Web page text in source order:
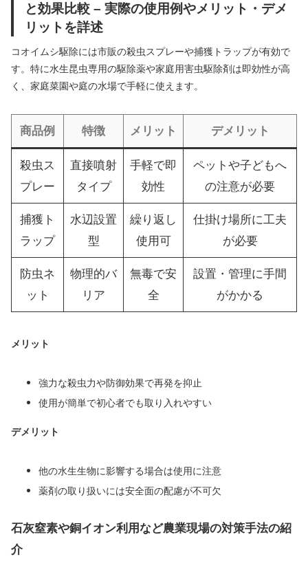
と効果比較 – 実際の使用例やメリット・デメ
リットを詳述
コオイムシ駆除には市販の殺虫スプレーや捕獲トラップが有効で
す。特に水生昆虫専用の駆除薬や家庭用害虫駆除剤は即効性が高
く、家庭菜園や庭の水場で手軽に使えます。
商品例 特徴 メリット デメリット
殺虫ス
プレー
直接噴射
タイプ
手軽で即
効性
ペットや子どもへ
の注意が必要
捕獲ト
ラップ
水辺設置
型
繰り返し
使用可
仕掛け場所に工夫
が必要
防虫ネ
ット
物理的バ
リア
無毒で安
全
設置・管理に手間
がかかる
メリット
強力な殺虫力や防御効果で再発を抑止
使用が簡単で初心者でも取り入れやすい
デメリット
他の水生生物に影響する場合は使用に注意
薬剤の取り扱いには安全面の配慮が不可欠
石灰窒素や銅イオン利用など農業現場の対策手法の紹
介